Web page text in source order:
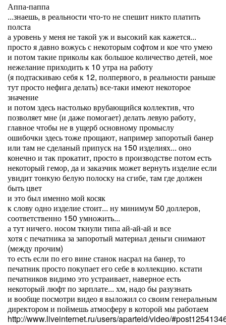
Аппа-паппа
...знаешь, в реальности что-то не спешит никто платить
полста
а уровень у меня не такой уж и высокий как кажется...
просто я давно вожусь с некоторым софтом и кое что умею
и потом такие приколы как большое количество детей, мое
нежелание приходить к 10 утра на работу
(я подтаскиваю себя к 12, полпервого, в реальности раньше
тут просто нефига делать) все-таки имеют некоторое
значение
и потом здесь настолько врубающийся коллектив, что
позволяет мне (и даже помогает) делать левую работу,
главное чтобы не в ущерб основному промыслу
ошибочки здесь тоже прощают, например запоротый банер
или там не сделаный припуск на 150 изделиях... оно
конечно и так прокатит, просто в производстве потом есть
некоторый гемор, да и заказчик может вернуть изделие если
увидит тонкую белую полоску на сгибе, там где должен
быть цвет
и это был именно мой косяк
к слову одно изделие стоит... ну минимум 50 доллеров,
соответственно 150 умножить...
а тут ничего. носом ткнули типа ай-ай-ай и все
хотя с печатника за запоротый материал деньги снимают
(между прочим)
то есть если по его вине станок насрал на банер, то
печатник просто покупает его себе в коллекцию. кстати
печатников видимо это устраивает, наверное есть
некоторый люфт по зарплате... хм, надо бы разузнать
и вообще посмотри видео я выложил со своим генеральным
директором и поймешь атмосферу в которой мы работаем
http://www.liveinternet.ru/users/aparteid/video/